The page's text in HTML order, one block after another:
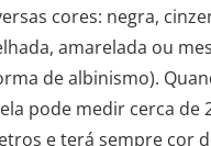
cores: negra,
amarelada ou
de albinismo).
pode medir cerca de
e terá sempre cor